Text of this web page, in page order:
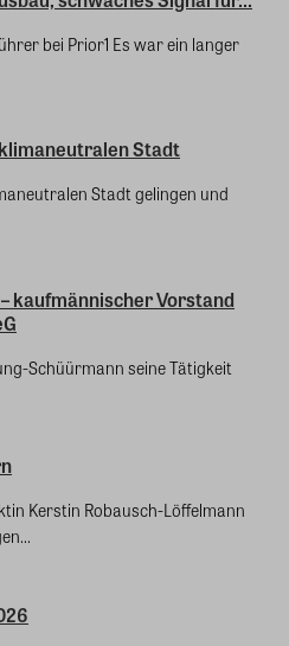
bei Prior1 Es war ein langer
Stadt
Stadt gelingen und
kaufmännischer Vorstand
Schüürmann seine Tätigkeit
Kerstin Robausch-Löffelmann